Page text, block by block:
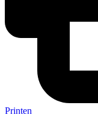
Printen